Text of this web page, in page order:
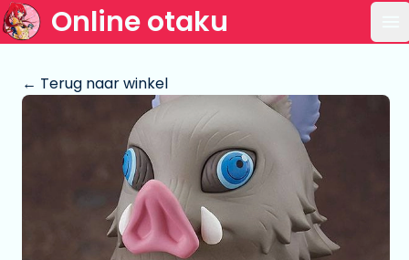
Online otaku
← Terug naar winkel